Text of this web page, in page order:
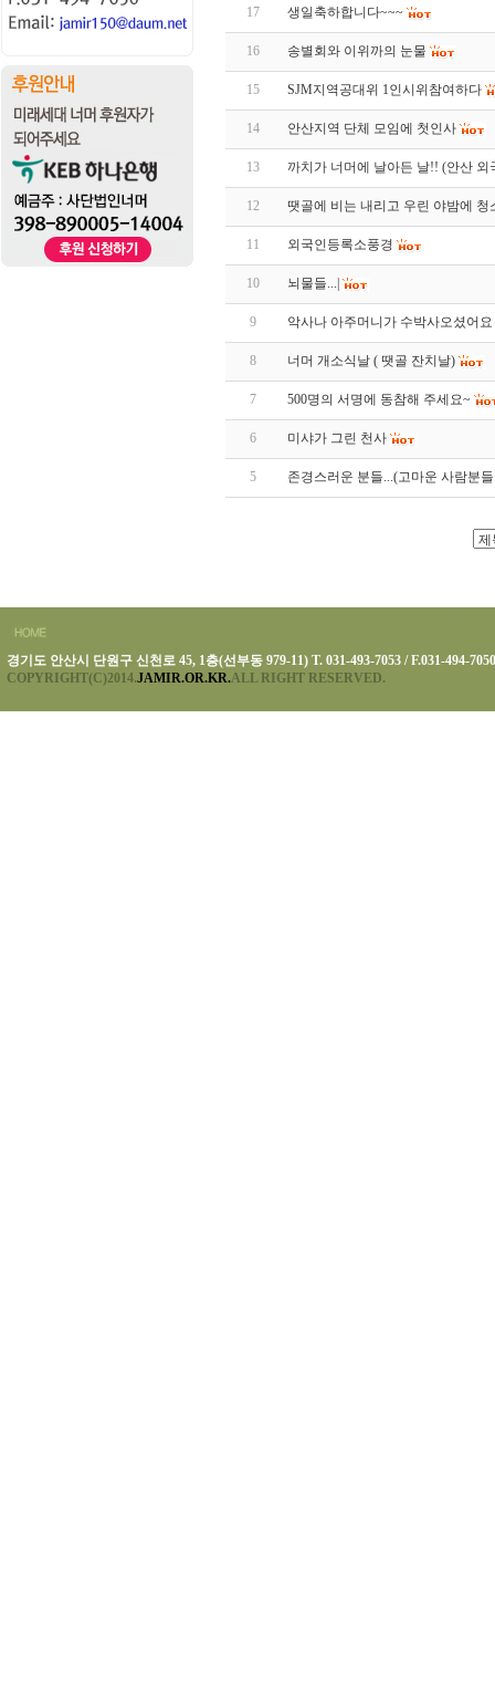
17 생일축하합니다~~~
16 송별회와 이위까의 눈물
15 SJM지역공대위 1인시위참여하다
14 안산지역 단체 모임에 첫인사
13 까치가 너머에 날아든 날!! (안산
12 땟골에 비는 내리고 우린 야밤에 청
11 외국인등록소풍경
10 뇌물들...|
9 악사나 아주머니가 수박사오셨어요
8 너머 개소식날 ( 땟골 잔치날)
7 500명의 서명에 동참해 주세요~
6 미샤가 그린 천사
5 존경스러운 분들...(고마운 사람분들
경기도 안산시 단원구 신천로 45, 1층(선부동 979-11) T. 031-493-7053 / F.031-494-7050
COPYRIGHT(C)2014.JAMIR.OR.KR.ALL RIGHT RESERVED.